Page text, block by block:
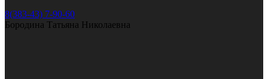
8(383-43) 7-90-60
Бородина Татьяна Николаевна